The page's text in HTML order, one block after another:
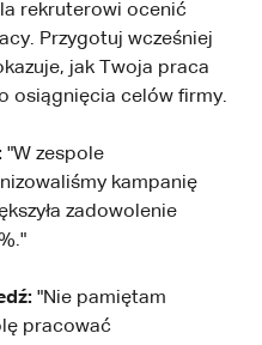
rekruterowi ocenić
Przygotuj wcześniej
jak Twoja praca
osiągnięcia celów firmy.
"W zespole
kampanię
zadowolenie
"Nie pamiętam
pracować